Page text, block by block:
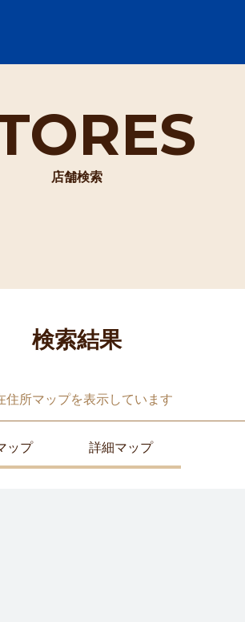
店舗検索
検索結果
住所マップを表示しています
ップ 詳細マップ